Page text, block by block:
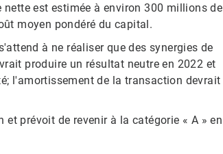
est estimée à environ 300 millions de
moyen pondéré du capital.​​​​​​​
à ne réaliser que des synergies de
produire un résultat neutre en 2022 et
l'amortissement de la transaction devrait
prévoit de revenir à la catégorie « A » en